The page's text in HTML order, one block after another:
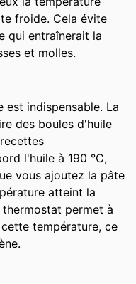
froide. Cela évite
qui entraînerait la
et molles.
indispensable. La
des boules d'huile
l'huile à 190 °C,
vous ajoutez la pâte
atteint la
thermostat permet à
température, ce